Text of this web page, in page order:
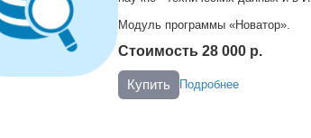
Модуль программы «Новатор».
Стоимость 28 000 р.
Купить Подробнее